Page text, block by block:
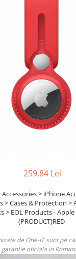
Monitoare
Gaming259,84 Lei
> iPhone
> Cases & Protection >
> EOL Products -
(PRODUCT)RED
de One-IT sunt pe
garantie oficiala in